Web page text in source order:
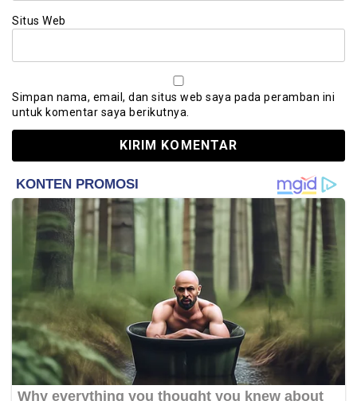
Situs Web
Simpan nama, email, dan situs web saya pada peramban ini
untuk komentar saya berikutnya.